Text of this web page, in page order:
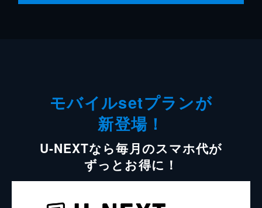
モバイルsetプランが
新登場！
U-NEXTなら毎月のスマホ代が
ずっとお得に！